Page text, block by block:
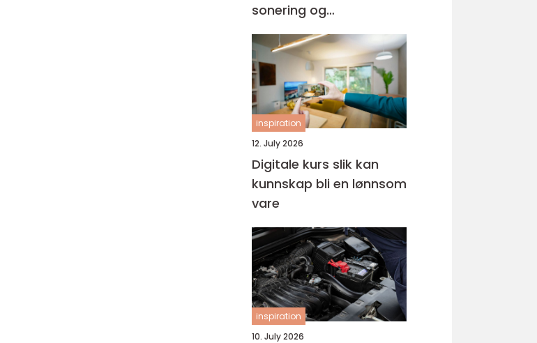
sonering og
materialvalg
inspiration
12. July 2026
Digitale kurs slik kan
kunnskap bli en lønnsom
vare
inspiration
10. July 2026